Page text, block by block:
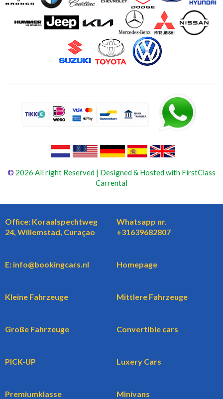
© 2026 All right Reserved | Designed & Hosted with FirstClass
Carrental
Office: Koraalspechtweg
24, Willemstad, Curaçao
Whatsapp nr.
+31639682807
E: info@bookingcars.nl Homepage
Kleine Fahrzeuge Mittlere Fahrzeuge
Große Fahrzeuge Convertible cars
PICK-UP Luxery Cars
Premiumklasse Minivans